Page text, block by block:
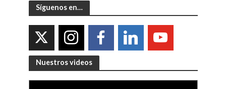
Síguenos en…
Nuestros videos